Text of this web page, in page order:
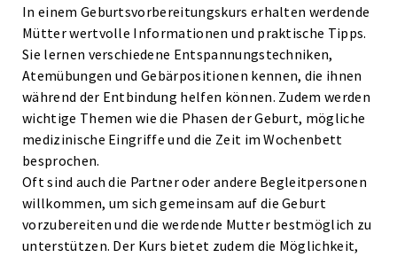
In einem Geburtsvorbereitungskurs erhalten werdende
Mütter wertvolle Informationen und praktische Tipps.
Sie lernen verschiedene Entspannungstechniken,
Atemübungen und Gebärpositionen kennen, die ihnen
während der Entbindung helfen können. Zudem werden
wichtige Themen wie die Phasen der Geburt, mögliche
medizinische Eingriffe und die Zeit im Wochenbett
besprochen.
Oft sind auch die Partner oder andere Begleitpersonen
willkommen, um sich gemeinsam auf die Geburt
vorzubereiten und die werdende Mutter bestmöglich zu
unterstützen. Der Kurs bietet zudem die Möglichkeit,